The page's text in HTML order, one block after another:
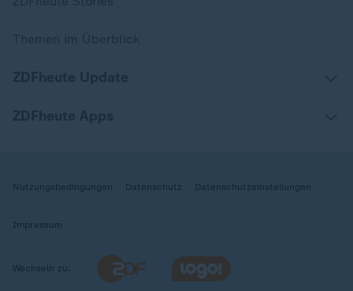
Nutzungsbedingungen Datenschutz Datenschutzeinstellungen
Impressum
Wechseln zu: